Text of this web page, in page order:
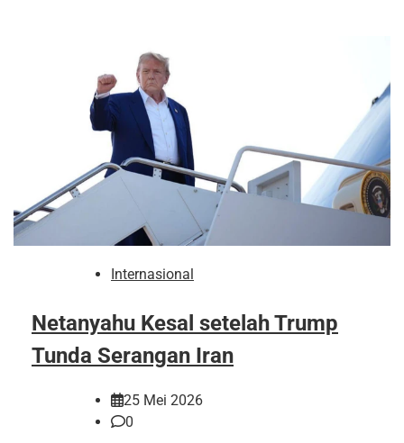
Internasional
Netanyahu Kesal setelah Trump
Tunda Serangan Iran
25 Mei 2026
0